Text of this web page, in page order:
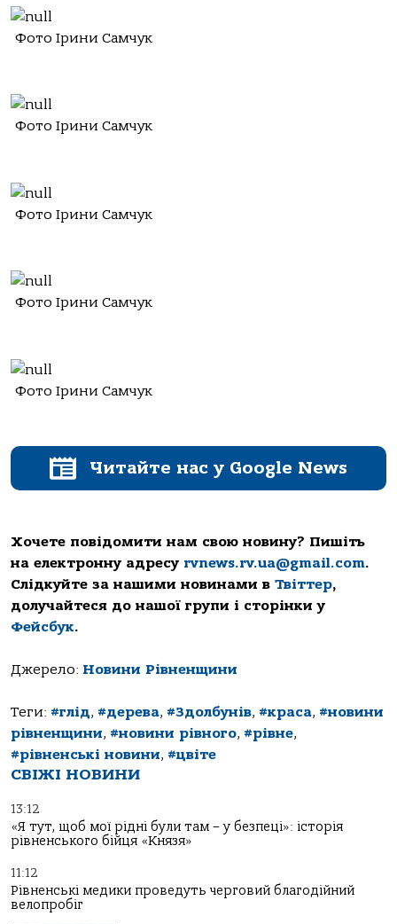
Фото Ірини Самчук
Фото Ірини Самчук
Фото Ірини Самчук
Фото Ірини Самчук
Фото Ірини Самчук
Читайте нас у Google News
Хочете повідомити нам свою новину? Пишіть
на електронну адресу rvnews.rv.ua@gmail.com.
Слідкуйте за нашими новинами в Твіттер,
долучайтеся до нашої групи і сторінки у
Фейсбук.
Джерело: Новини Рівненщини
Теги: #глід, #дерева, #Здолбунів, #краса, #новини
рівненщини, #новини рівного, #рівне,
#рівненські новини, #цвіте
СВІЖІ НОВИНИ
13:12
«Я тут, щоб мої рідні були там – у безпеці»: історія
рівненського бійця «Князя»
11:12
Рівненські медики проведуть черговий благодійний
велопробіг